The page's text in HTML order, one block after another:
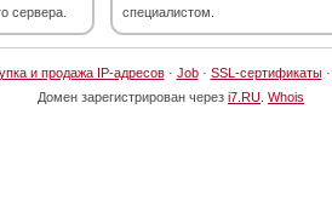
сервера.
специалистом.
и продажа IP-адресов· Job· SSL-сертификаты·
Домен зарегистрирован через i7.RU Whois